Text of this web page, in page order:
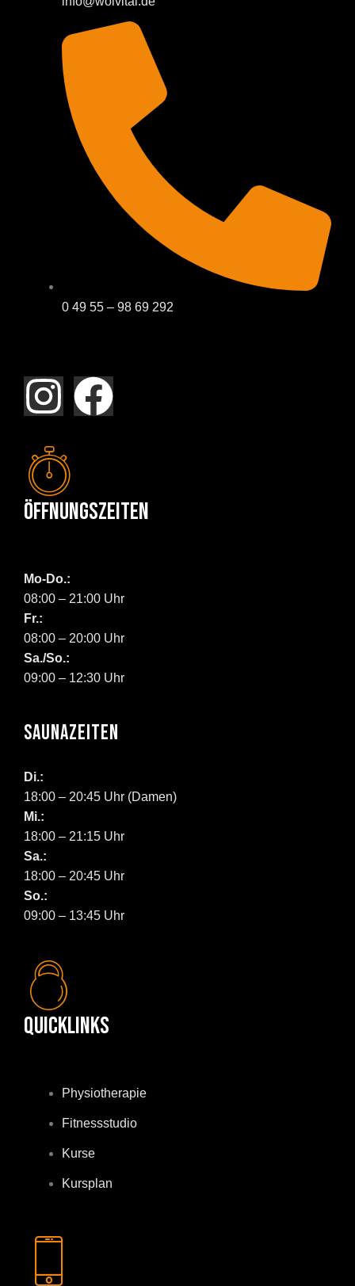
0 49 55 – 98 69 292
Öffnungszeiten
Mo-Do.:
08:00 – 21:00 Uhr
Fr.:
08:00 – 20:00 Uhr
Sa./So.:
09:00 – 12:30 Uhr
SAUNAZEITEN
Di.:
18:00 – 20:45 Uhr (Damen)
Mi.:
18:00 – 21:15 Uhr
Sa.:
18:00 – 20:45 Uhr
So.:
09:00 – 13:45 Uhr
Quicklinks
Physiotherapie
Fitnessstudio
Kurse
Kursplan